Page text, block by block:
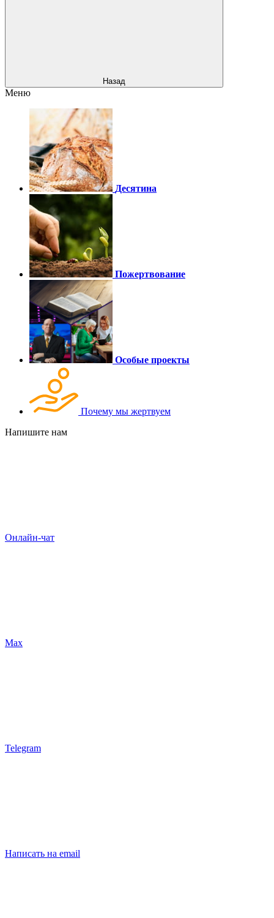
Назад
Меню
Десятина
Пожертвование
Особые проекты
Почему мы жертвуем
Напишите нам
Онлайн-чат
Max
Telegram
Написать на email